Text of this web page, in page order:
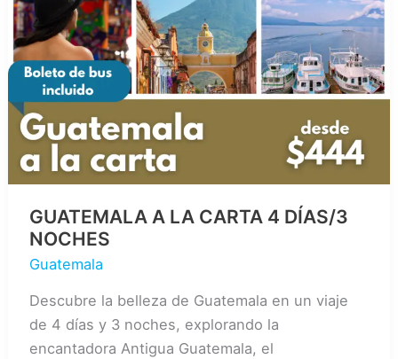
NOCHES
GUATEMALA A LA CARTA 4 DÍAS/3
NOCHES
Guatemala
Descubre la belleza de Guatemala en un viaje
de 4 días y 3 noches, explorando la
encantadora Antigua Guatemala, el